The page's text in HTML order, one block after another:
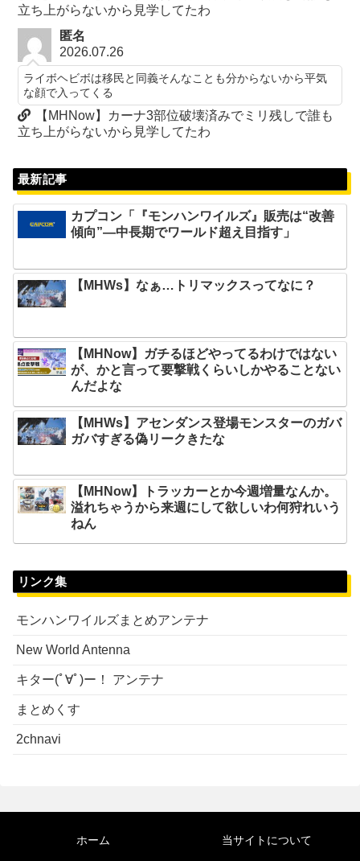
立ち上がらないから見学してたわ
匿名
2026.07.26
ライボヘビボは移民と同義そんなことも分からないから平気
な顔で入ってくる
【MHNow】カーナ3部位破壊済みでミリ残しで誰も
立ち上がらないから見学してたわ
最新記事
カプコン「『モンハンワイルズ』販売は“改善
傾向”―中長期でワールド超え目指す」
【MHWs】なぁ…トリマックスってなに？
【MHNow】ガチるほどやってるわけではない
が、かと言って要撃戦くらいしかやることない
んだよな
【MHWs】アセンダンス登場モンスターのガバ
ガバすぎる偽リークきたな
【MHNow】トラッカーとか今週増量なんか。
溢れちゃうから来週にして欲しいわ何狩れいう
ねん
リンク集
モンハンワイルズまとめアンテナ
New World Antenna
キター(ﾟ∀ﾟ)ー！ アンテナ
まとめくす
2chnavi
ホーム 当サイトについて